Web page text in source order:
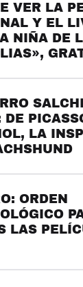
VER LA
Y EL
NIÑA DE
DE
LA
ORDEN
LAS